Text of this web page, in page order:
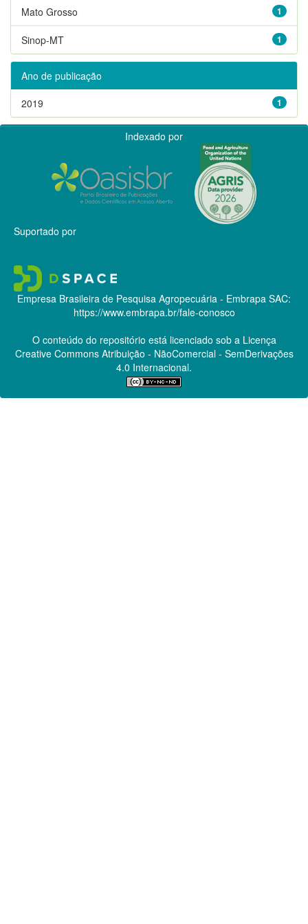
1
Mato Grosso
1
Sinop-MT
Ano de publicação
1
2019
Indexado por
Suportado por
Empresa Brasileira de Pesquisa Agropecuária - Embrapa SAC:
https://www.embrapa.br/fale-conosco
O conteúdo do repositório está licenciado sob a Licença
Creative CommonsAtribuição - NãoComercial - SemDerivações
4.0 Internacional.